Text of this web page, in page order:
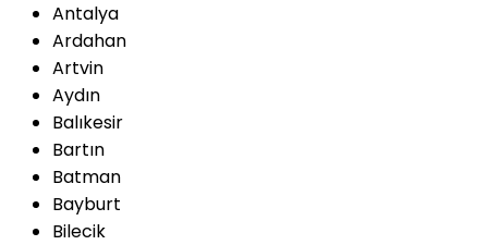
Antalya
Ardahan
Artvin
Aydın
Balıkesir
Bartın
Batman
Bayburt
Bilecik